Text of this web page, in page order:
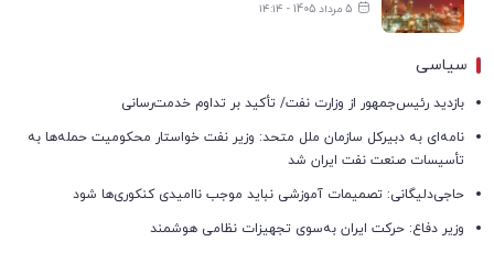
5 مرداد 1405 - ۱۴:۱۴
سیاسی
بازدید رئیس‌جمهور از وزارت نفت/ تأکید بر تداوم خدمت‌رسانی
نامه‌ای به دبیرکل سازمان ملل متحد: وزیر نفت خواستار محکومیت حمله‌ها به
تأسیسات صنعت نفت ایران شد
حاجی‌دلیگانی: تصمیمات آموزشی نباید موجب ناامیدی کنکوری‌ها شود
وزیر دفاع: حرکت ایران به‌سوی تجهیزات نظامی هوشمند